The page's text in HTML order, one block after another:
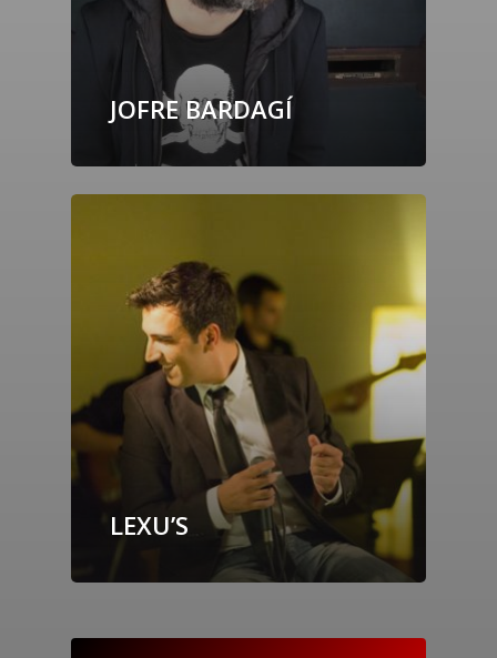
JOFRE BARDAGÍ
LEXU’S